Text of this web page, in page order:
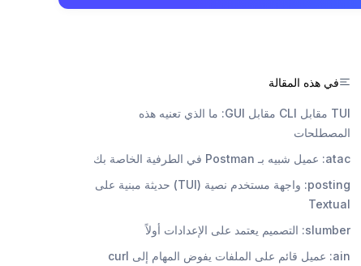
في هذه المقالة
TUI مقابل CLI مقابل GUI: ما الذي تعنيه هذه
المصطلحات
atac: عميل شبيه بـ Postman في الطرفية الخاصة بك
posting: واجهة مستخدم نصية (TUI) حديثة مبنية على
Textual
slumber: التصميم يعتمد على الإعدادات أولاً
ain: عميل قائم على الملفات يفوض المهام إلى curl